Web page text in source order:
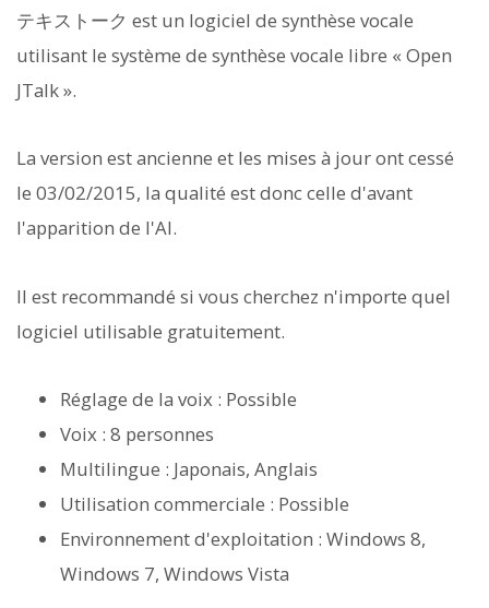
テキストーク est un logiciel de synthèse vocale
utilisant le système de synthèse vocale libre « Open
JTalk ».
La version est ancienne et les mises à jour ont cessé
le 03/02/2015, la qualité est donc celle d'avant
l'apparition de l'AI.
Il est recommandé si vous cherchez n'importe quel
logiciel utilisable gratuitement.
Réglage de la voix : Possible
Voix : 8 personnes
Multilingue : Japonais, Anglais
Utilisation commerciale : Possible
Environnement d'exploitation : Windows 8,
Windows 7, Windows Vista